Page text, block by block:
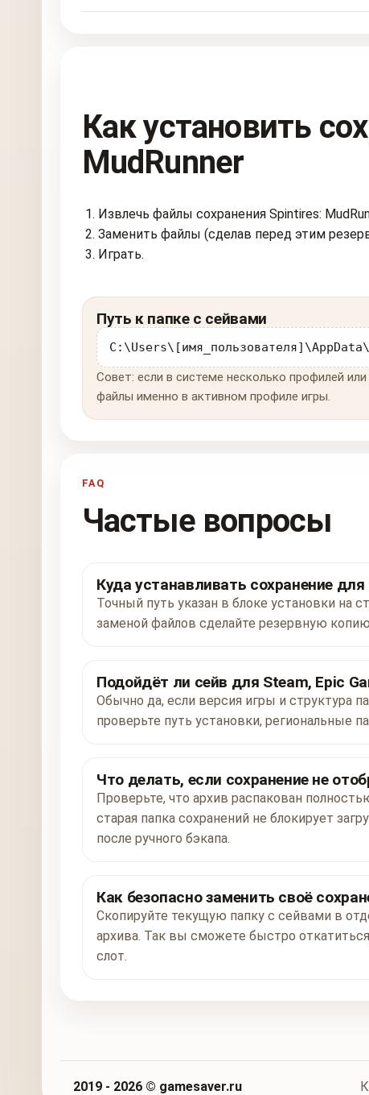
Как установить
MudRunner
Извлечь файлы сохранения Spintires:
Заменить файлы (сделав перед этим
Играть.
Путь к папке с сейвами
Совет: если в системе несколько профилей
файлы именно в активном профиле игры.
FAQ
Частые вопросы
Куда устанавливать сохранение
Точный путь указан в блоке установки на
заменой файлов сделайте резервную
Подойдёт ли сейв для Steam, Epic
Обычно да, если версия игры и структура
проверьте путь установки, региональные
Что делать, если сохранение не
Проверьте, что архив распакован
старая папка сохранений не блокирует
после ручного бэкапа.
Как безопасно заменить своё
Скопируйте текущую папку с сейвами в
архива. Так вы сможете быстро
слот.
2019 - 2026 © gamesaver.ru